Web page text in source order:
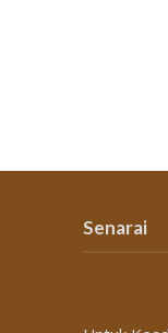
Senarai